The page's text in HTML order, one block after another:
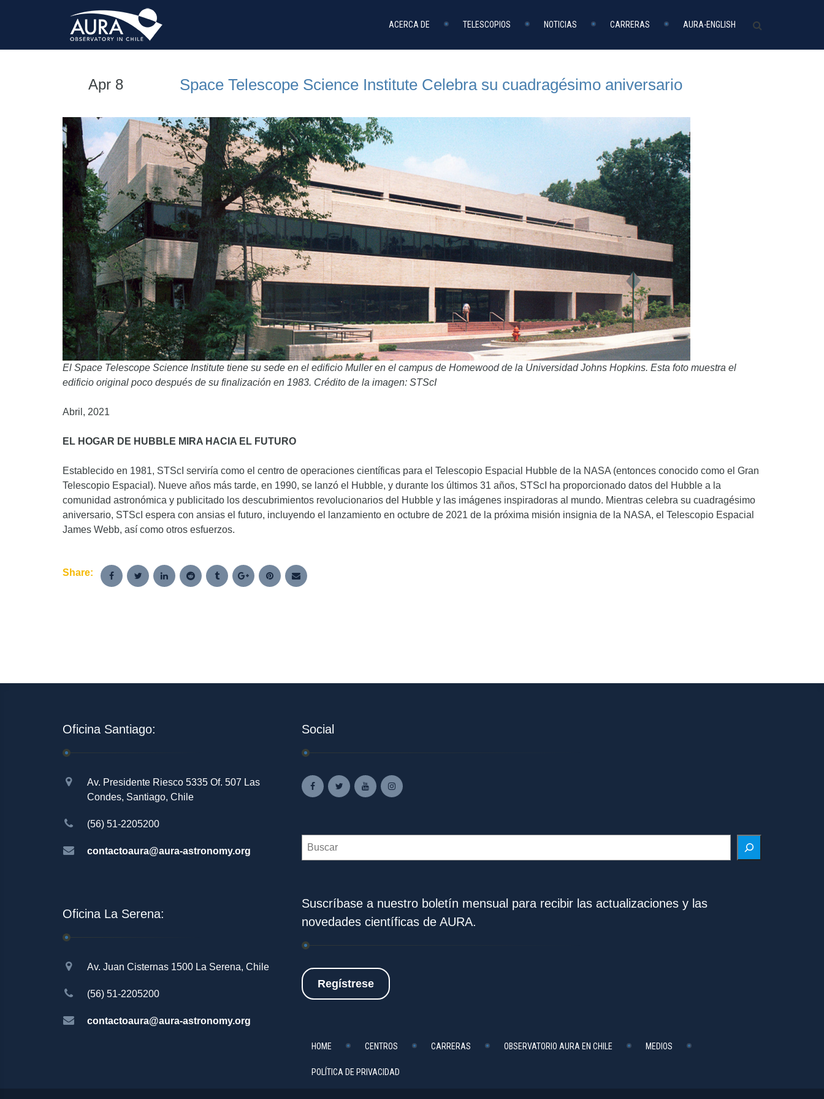
ACERCA DE TELESCOPIOS NOTICIAS CARRERAS AURA-ENGLISH
Apr 8 Space Telescope Science Institute Celebra su cuadragésimo aniversario
El Space Telescope Science Institute tiene su sede en el edificio Muller en el campus de Homewood de la Universidad Johns Hopkins. Esta foto muestra el
edificio original poco después de su finalización en 1983. Crédito de la imagen: STScI
Abril, 2021
EL HOGAR DE HUBBLE MIRA HACIA EL FUTURO
Establecido en 1981, STScI serviría como el centro de operaciones científicas para el Telescopio Espacial Hubble de la NASA (entonces conocido como el Gran
Telescopio Espacial). Nueve años más tarde, en 1990, se lanzó el Hubble, y durante los últimos 31 años, STScI ha proporcionado datos del Hubble a la
comunidad astronómica y publicitado los descubrimientos revolucionarios del Hubble y las imágenes inspiradoras al mundo. Mientras celebra su cuadragésimo
aniversario, STScI espera con ansias el futuro, incluyendo el lanzamiento en octubre de 2021 de la próxima misión insignia de la NASA, el Telescopio Espacial
James Webb, así como otros esfuerzos.
Share:
Oficina Santiago:
Av. Presidente Riesco 5335 Of. 507 Las
Condes, Santiago, Chile
(56) 51-2205200
contactoaura@aura-astronomy.org
Oficina La Serena:
Av. Juan Cisternas 1500 La Serena, Chile
(56) 51-2205200
contactoaura@aura-astronomy.org
Social
Search
Suscríbase a nuestro boletín mensual para recibir las actualizaciones y las
novedades científicas de AURA.
Regístrese
HOME CENTROS CARRERAS OBSERVATORIO AURA EN CHILE MEDIOS
POLÍTICA DE PRIVACIDAD